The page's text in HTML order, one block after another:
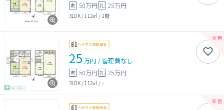
敷 50万円 礼 25万円
3LDK/ 112㎡ / 1階
25 万円 /管理費なし
敷 50万円 礼 25万円
3LDK/112㎡ / -